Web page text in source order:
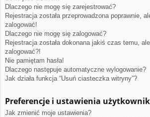
Dlaczego nie mogę się zarejestrować?
Rejestracja została przeprowadzona poprawnie,
zalogować!
Dlaczego nie mogę się zalogować?
Rejestracja została dokonana jakiś czas temu,
zalogować?!
Nie pamiętam hasła!
Dlaczego następuje automatyczne wylogowanie?
Jak działa funkcja “Usuń ciasteczka witryny”?
Preferencje i ustawienia
Jak zmienić moje ustawienia?